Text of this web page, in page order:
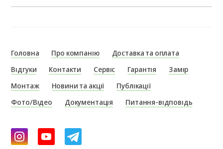
Головна Про компанію
Доставка та оплата
Відгуки
Контакти Сервіс Гарантія
Замір
Монтаж
Новини та акції
Публікації
Фото/Відео
Документація Питання-відповідь